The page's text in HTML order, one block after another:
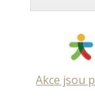
Akce jsou